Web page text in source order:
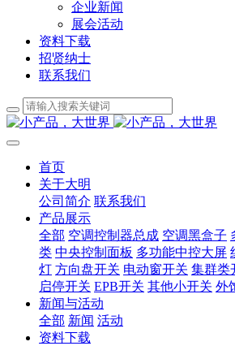
企业新闻
展会活动
资料下载
招贤纳士
联系我们
首页
关于大明
公司简介 联系我们
产品展示
全部 空调控制器总成 空调黑盒子
类 中央控制面板 多功能中控大屏
灯 方向盘开关 电动窗开关 集群类
启停开关 EPB开关 其他小开关 外
新闻与活动
全部 新闻 活动
资料下载